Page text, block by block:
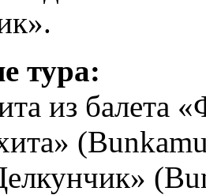
тура:
из балета